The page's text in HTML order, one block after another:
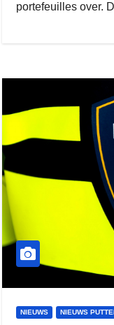
gijs zwart
portefeuilles over.
NIEUWS NIEUWS